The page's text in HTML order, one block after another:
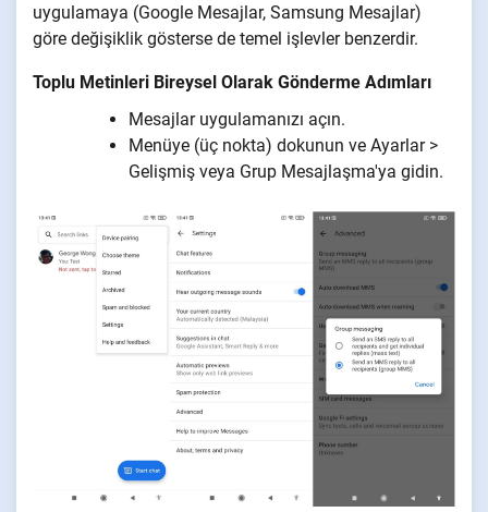
uygulamaya (Google Mesajlar, Samsung Mesajlar)
göre değişiklik gösterse de temel işlevler benzerdir.
Toplu Metinleri Bireysel Olarak Gönderme Adımları
Mesajlar uygulamanızı açın.
Menüye (üç nokta) dokunun ve Ayarlar >
Gelişmiş veya Grup Mesajlaşma'ya gidin.